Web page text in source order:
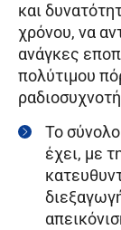
και
χρόνου, να
ανάγκες
πολύτιμου
Το
έχει, με